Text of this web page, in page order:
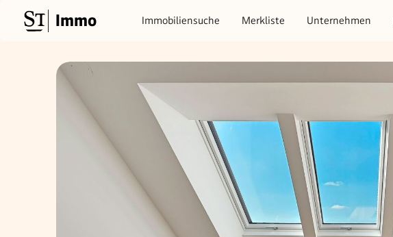
Immo Immobiliensuche Merkliste Unternehmen